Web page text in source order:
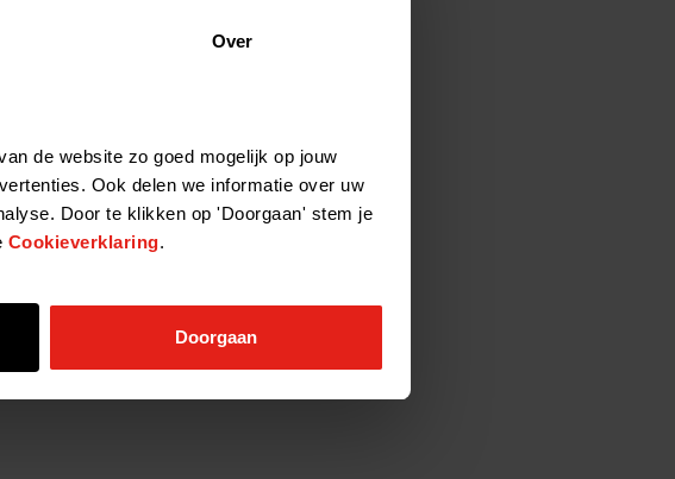
Over
de website zo goed mogelijk op jouw
Ook delen we informatie over uw
Door te klikken op 'Doorgaan' stem je
Cookieverklaring.
Doorgaan